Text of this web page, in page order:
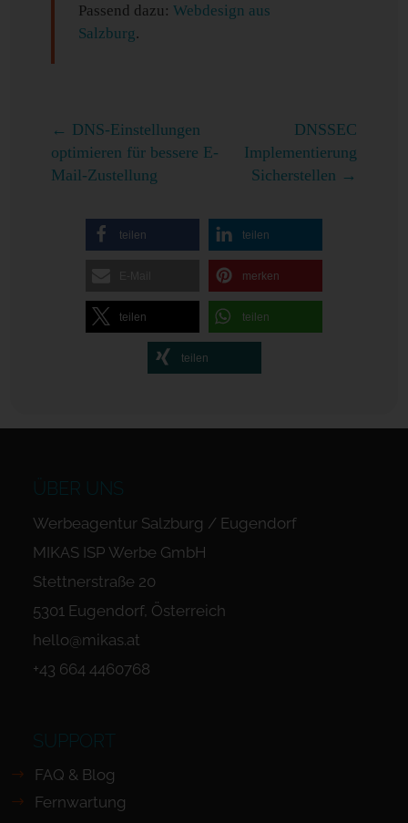
Passend dazu: Webdesign aus
Salzburg.
← DNS-Einstellungen
optimieren für bessere E-
Mail-Zustellung
DNSSEC
Implementierung
Sicherstellen →
teilen teilen
merken
teilen teilen
teilen
ÜBER UNS
Werbeagentur Salzburg / Eugendorf
MIKAS ISP Werbe GmbH
Stettnerstraße 20
5301 Eugendorf, Österreich
hello@mikas.at
+43 664 4460768
SUPPORT
FAQ & Blog
Fernwartung